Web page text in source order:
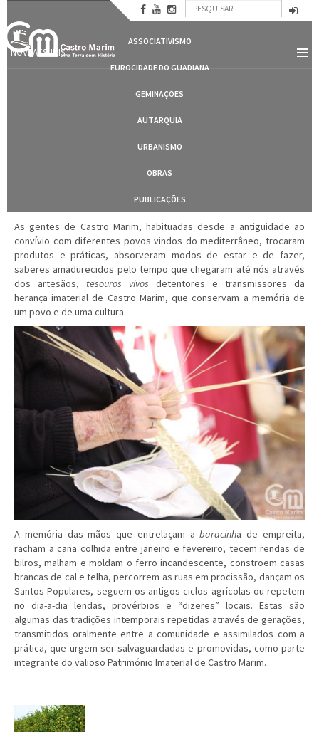
para
conteúdo
Formulário
de
pesquisa
Pesquisar
NOVBAESURIS
CASTRO MARIM
ASSOCIATIVISMO
EUROCIDADE DO GUADIANA
GEMINAÇÕES
AUTARQUIA
URBANISMO
OBRAS
PUBLICAÇÕES
As gentes de Castro Marim, habituadas desde a antiguidade ao
convívio com diferentes povos vindos do mediterrâneo, trocaram
produtos e práticas, absorveram modos de estar e de fazer,
saberes amadurecidos pelo tempo que chegaram até nós através
dos artesãos, tesouros vivos detentores e transmissores da
herança imaterial de Castro Marim, que conservam a memória de
um povo e de uma cultura.
A memória das mãos que entrelaçam abaracinha de empreita,
racham a cana colhida entre janeiro e fevereiro, tecem rendas de
bilros, malham e moldam o ferro incandescente, constroem casas
brancas de cal e telha, percorrem as ruas em procissão, dançam os
Santos Populares, seguem os antigos ciclos agrícolas ou repetem
no dia-a-dia lendas, provérbios e “dizeres” locais. Estas são
algumas das tradições intemporais repetidas através de gerações,
transmitidos oralmente entre a comunidade e assimilados com a
prática, que urgem ser salvaguardadas e promovidas, como parte
integrante do valioso Património Imaterial de Castro Marim.